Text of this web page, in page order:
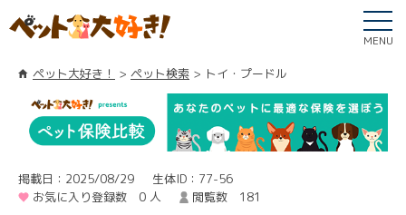
MENU
ペット大好き！ ペット検索 トイ・プードル
掲載日：2025/08/29
生体ID：77-56
お気に入り登録数 0 人
閲覧数 181